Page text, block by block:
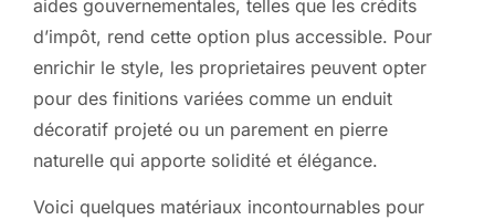
aides gouvernementales, telles que les crédits
d’impôt, rend cette option plus accessible. Pour
enrichir le style, les proprietaires peuvent opter
pour des finitions variées comme un enduit
décoratif projeté ou un parement en pierre
naturelle qui apporte solidité et élégance.
Voici quelques matériaux incontournables pour